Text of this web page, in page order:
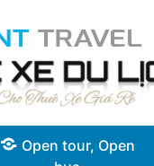
Open tour, Open